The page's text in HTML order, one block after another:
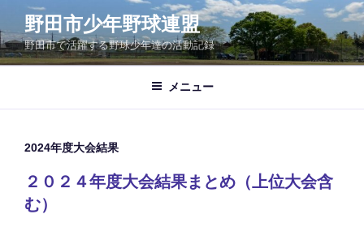
ン
テ
ン
へ
野田市少年野球連盟
野田市で活躍する野球少年達の活動記録
メニュー
2024年度大会結果
２０２４年度大会結果まとめ（上位大会含
む）